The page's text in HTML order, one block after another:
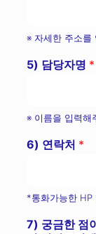
※ 자세한 주소를
5) 담당자명 *
※ 이름을 입력해
6) 연락처 *
*통화가능한 HP
7) 궁금한 점